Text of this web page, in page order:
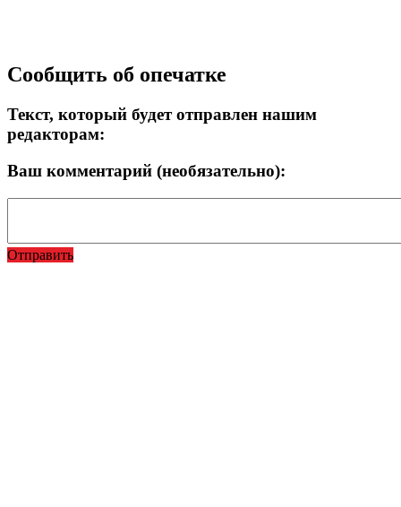
Прокрутка
вверх
Сообщить об опечатке
Текст, который будет отправлен нашим
редакторам:
Ваш комментарий (необязательно):
Отправить